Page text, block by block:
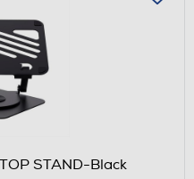
STAND-Black